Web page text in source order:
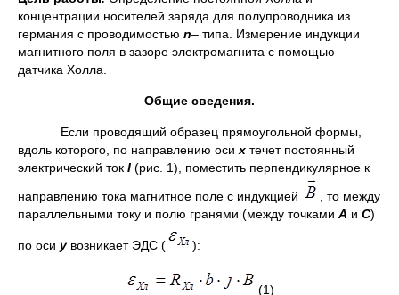
концентрации носителей заряда для полупроводника из
германия с проводимостью n– типа. Измерение индукции
магнитного поля в зазоре электромагнита с помощью
датчика Холла.
Общие сведения.
Если проводящий образец прямоугольной формы,
вдоль которого, по направлению оси х течет постоянный
электрический ток I (рис. 1), поместить перпендикулярное к
направлению тока магнитное поле с индукцией
, то между
параллельными току и полю гранями (между точками А и С)
по оси увозникает ЭДС ( ):
(1)